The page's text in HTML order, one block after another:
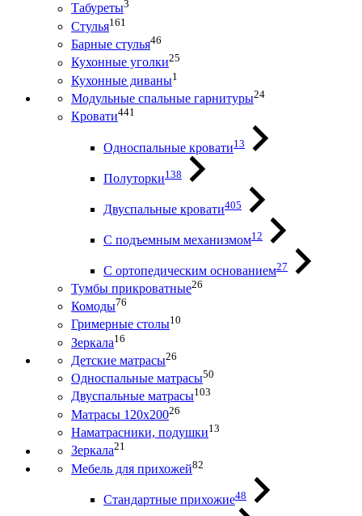
Табуреты3
Стулья161
Барные стулья46
Кухонные уголки25
Кухонные диваны1
Модульные спальные гарнитуры24
Кровати441
Односпальные кровати13
Полуторки138
Двуспальные кровати405
С подъемным механизмом12
С ортопедическим основанием27
Тумбы прикроватные26
Комоды76
Гримерные столы10
Зеркала16
Детские матрасы26
Односпальные матрасы50
Двуспальные матрасы103
Матрасы 120х20026
Наматрасники, подушки13
Зеркала21
Мебель для прихожей82
Стандартные прихожие48